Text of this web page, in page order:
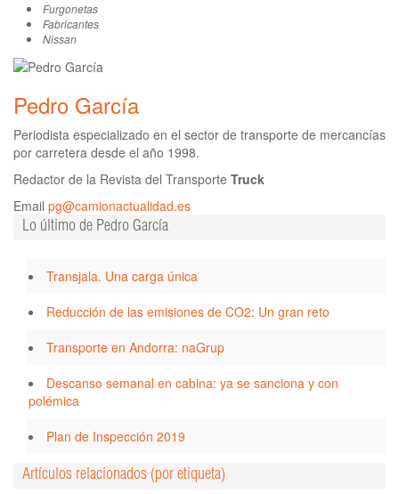
Furgonetas
Fabricantes
Nissan
Pedro García
Periodista especializado en el sector de transporte de mercancías
por carretera desde el año 1998.
Redactor de la Revista del Transporte Truck
Email pg@camionactualidad.es
Lo último de Pedro García
Transjala. Una carga única
Reducción de las emisiones de CO2: Un gran reto
Transporte en Andorra: naGrup
Descanso semanal en cabina: ya se sanciona y con
polémica
Plan de Inspección 2019
Artículos relacionados (por etiqueta)